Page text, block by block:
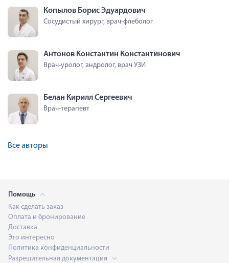
Копылов Борис Эдуардович
Сосудистый хирург, врач-флеболог
Антонов Константин Константинович
Врач-уролог, андролог, врач УЗИ
Белан Кирилл Сергеевич
Врач-терапевт
Все авторы
Помощь
Как сделать заказ
Оплата и бронирование
Доставка
Это интересно
Политика конфиденциальности
Разрешительная документация